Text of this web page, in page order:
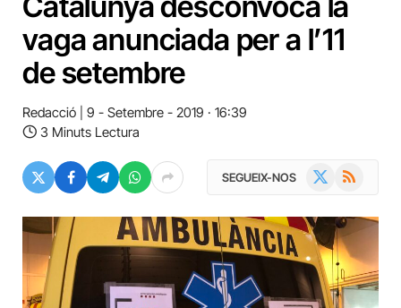
vaga anunciada per a l’11
de setembre
Redacció
9 - Setembre - 2019 · 16:39
3 Minuts Lectura
SEGUEIX-NOS RSS